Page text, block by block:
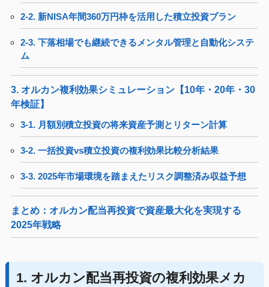
2-2. 新NISA年間360万円枠を活用した積立投資プラン
2-3. 下落相場でも継続できるメンタル管理と自動化システ
ム
3. オルカン複利効果シミュレーション【10年・20年・30
年検証】
3-1. 月額別積立投資の将来資産予測とリターン計算
3-2. 一括投資vs積立投資の複利効果比較分析結果
3-3. 2025年市場環境を踏まえたリスク調整済み収益予想
まとめ：オルカン配当再投資で資産最大化を実現する
2025年戦略
1. オルカン配当再投資の複利効果メカ